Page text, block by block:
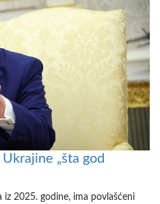
„šta god
iz 2025. godine, ima povlašćeni